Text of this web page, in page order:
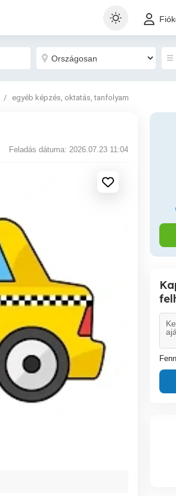
egyéb képzés, oktatás, tanfolyam
Feladás dátuma: 2026.07.23 11:04